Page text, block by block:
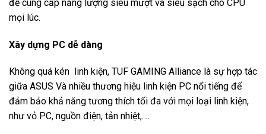
để cung cấp năng lượng siêu mượt và siêu sạch cho CPU
mọi lúc.
Xây dựng PC dễ dàng
Không quá kén linh kiện, TUF GAMING Alliance là sự hợp tác
giữa ASUS Và nhiều thương hiệu linh kiện PC nổi tiếng để
đảm bảo khả năng tương thích tối đa với mọi loại linh kiện,
như vỏ PC, nguồn điện, tản nhiệt,….